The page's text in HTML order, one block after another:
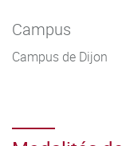
Campus
Campus de Dijon